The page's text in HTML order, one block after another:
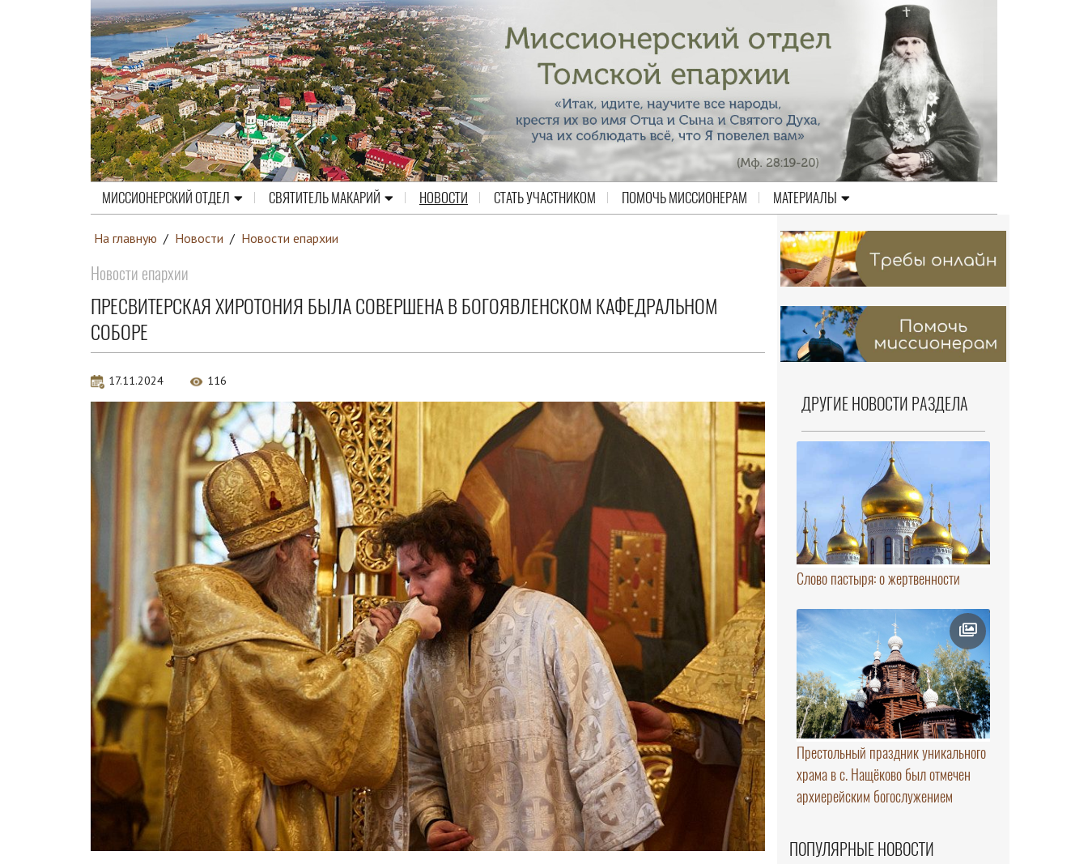
МИССИОНЕРСКИЙ ОТДЕЛ СВЯТИТЕЛЬ МАКАРИЙ НОВОСТИ СТАТЬ УЧАСТНИКОМ ПОМОЧЬ МИССИОНЕРАМ МАТЕРИАЛЫ
На главную / Новости / Новости епархии
Новости епархии
ПРЕСВИТЕРСКАЯ ХИРОТОНИЯ БЫЛА СОВЕРШЕНА В БОГОЯВЛЕНСКОМ КАФЕДРАЛЬНОМ
СОБОРЕ
17.11.2024 116
ДРУГИЕ НОВОСТИ РАЗДЕЛА
Слово пастыря: о жертвенности
Престольный праздник уникального
храма в с. Нащёково был отмечен
архиерейским богослужением
ПОПУЛЯРНЫЕ НОВОСТИ